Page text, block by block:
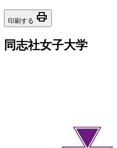
印刷する print
同志社女子大学